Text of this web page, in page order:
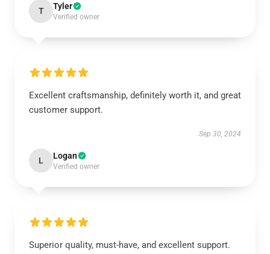
T Tyler
Verified owner
Excellent craftsmanship, definitely worth it, and great
customer support.
Sep 30, 2024
L Logan
Verified owner
Superior quality, must-have, and excellent support.